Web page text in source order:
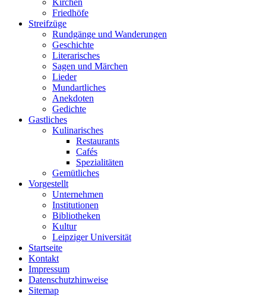
Friedhöfe
Streifzüge
Rundgänge und Wanderungen
Geschichte
Literarisches
Sagen und Märchen
Lieder
Mundartliches
Anekdoten
Gedichte
Gastliches
Kulinarisches
Restaurants
Cafés
Spezialitäten
Gemütliches
Vorgestellt
Unternehmen
Institutionen
Bibliotheken
Kultur
Leipziger Universität
Startseite
Kontakt
Impressum
Datenschutzhinweise
Sitemap